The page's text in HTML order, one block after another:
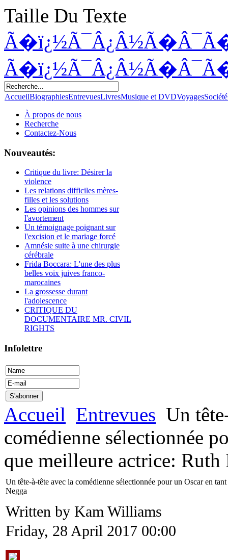
Taille Du Texte
AccueilBiographiesEntrevuesLivresMusique et DVDVoyagesSociété
À propos de nous
Recherche
Contactez-Nous
Nouveautés:
Critique du livre: Désirer la
violence
Les relations difficiles mères-
filles et les solutions
Les opinions des hommes sur
l'avortement
Un témoignage poignant sur
l'excision et le mariage forcé
Amnésie suite à une chirurgie
cérébrale
Frida Boccara: L'une des plus
belles voix juives franco-
marocaines
La grossesse durant
l'adolescence
CRITIQUE DU
DOCUMENTAIRE MR. CIVIL
RIGHTS
Infolettre
Accueil Entrevues Un
comédienne sélectionnée
que meilleure actrice: Ruth
Un tête-à-tête avec la comédienne sélectionnée pour un Oscar en
Negga
Written by Kam Williams
Friday, 28 April 2017 00:00